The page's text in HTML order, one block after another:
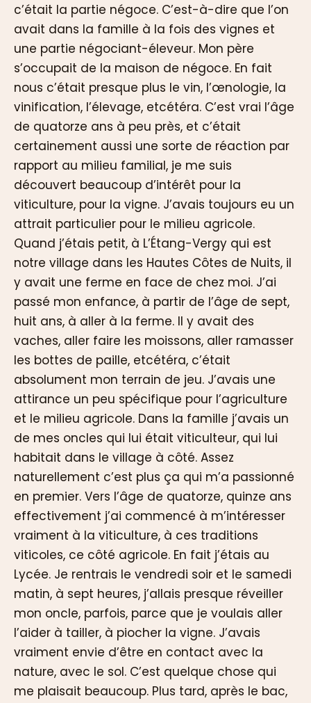
c’était la partie négoce. C’est-à-dire que l’on
avait dans la famille à la fois des vignes et
une partie négociant-éleveur. Mon père
s’occupait de la maison de négoce. En fait
nous c’était presque plus le vin, l’œnologie, la
vinification, l’élevage, etcétéra. C’est vrai l’âge
de quatorze ans à peu près, et c’était
certainement aussi une sorte de réaction par
rapport au milieu familial, je me suis
découvert beaucoup d’intérêt pour la
viticulture, pour la vigne. J’avais toujours eu un
attrait particulier pour le milieu agricole.
Quand j’étais petit, à L’Étang-Vergy qui est
notre village dans les Hautes Côtes de Nuits, il
y avait une ferme en face de chez moi. J’ai
passé mon enfance, à partir de l’âge de sept,
huit ans, à aller à la ferme. Il y avait des
vaches, aller faire les moissons, aller ramasser
les bottes de paille, etcétéra, c’était
absolument mon terrain de jeu. J’avais une
attirance un peu spécifique pour l’agriculture
et le milieu agricole. Dans la famille j’avais un
de mes oncles qui lui était viticulteur, qui lui
habitait dans le village à côté. Assez
naturellement c’est plus ça qui m’a passionné
en premier. Vers l’âge de quatorze, quinze ans
effectivement j’ai commencé à m’intéresser
vraiment à la viticulture, à ces traditions
viticoles, ce côté agricole. En fait j’étais au
Lycée. Je rentrais le vendredi soir et le samedi
matin, à sept heures, j’allais presque réveiller
mon oncle, parfois, parce que je voulais aller
l’aider à tailler, à piocher la vigne. J’avais
vraiment envie d’être en contact avec la
nature, avec le sol. C’est quelque chose qui
me plaisait beaucoup. Plus tard, après le bac,